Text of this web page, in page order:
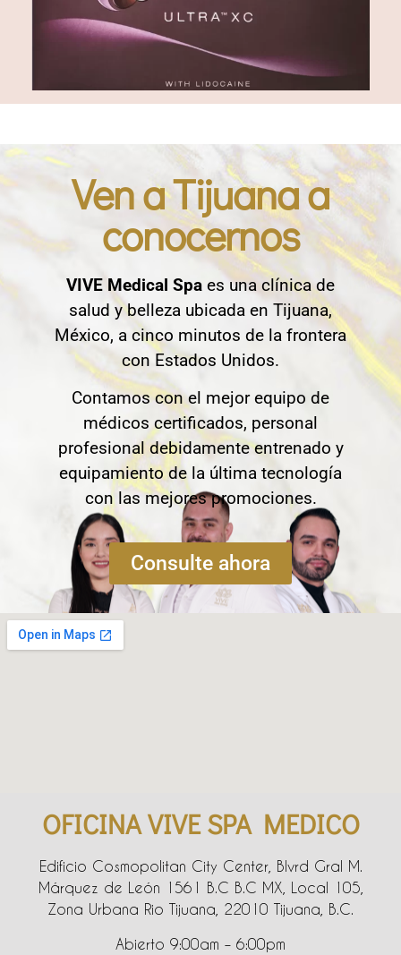
Ven a Tijuana a
conocernos
VIVE Medical Spa es una clínica de
salud y belleza ubicada en Tijuana,
México, a cinco minutos de la frontera
con Estados Unidos.
Contamos con el mejor equipo de
médicos certificados, personal
profesional debidamente entrenado y
equipamiento de la última tecnología
con las mejores promociones.
Consulte ahora
OFICINA VIVE SPA MEDICO
Edificio Cosmopolitan City Center, Blvrd Gral M.
Márquez de León 1561 B.C B.C MX, Local 105,
Zona Urbana Rio Tijuana, 22010 Tijuana, B.C.
Abierto 9:00am – 6:00pm